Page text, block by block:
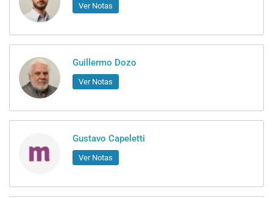
Ver Notas
Guillermo Dozo
Ver Notas
Gustavo Capeletti
Ver Notas